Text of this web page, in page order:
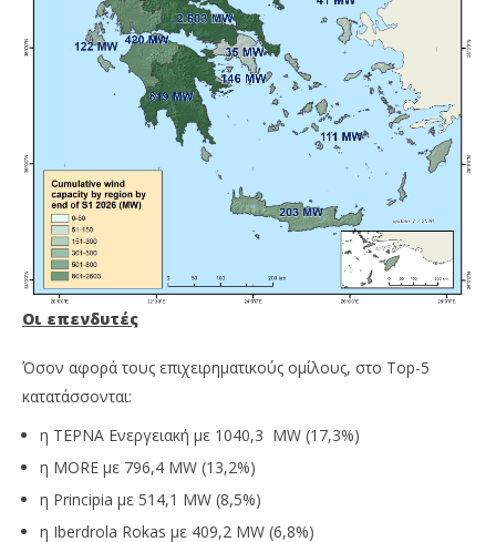
Οι επενδυτές
Όσον αφορά τους επιχειρηματικούς ομίλους, στο Top-5
κατατάσσονται:
η ΤΕΡΝΑ Ενεργειακή με 1040,3 MW (17,3%)
η ΜORE με 796,4 MW (13,2%)
η Principia με 514,1 MW (8,5%)
η Iberdrola Rokas με 409,2 MW (6,8%)